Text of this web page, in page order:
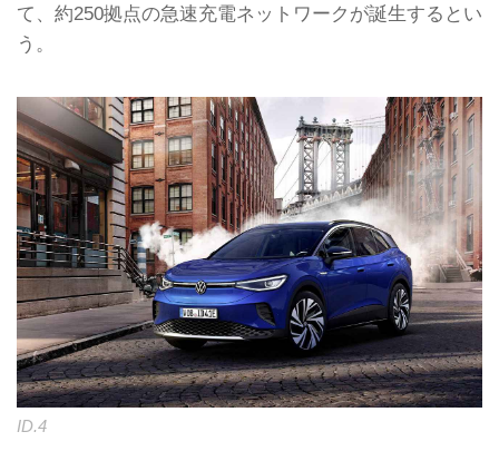
て、約250拠点の急速充電ネットワークが誕生するとい
う。
ID.4